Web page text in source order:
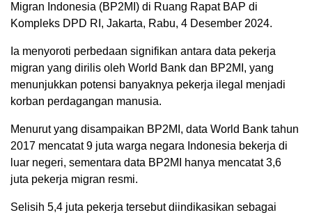
Migran Indonesia (BP2MI) di Ruang Rapat BAP di
Kompleks DPD RI, Jakarta, Rabu, 4 Desember 2024.
Ia menyoroti perbedaan signifikan antara data pekerja
migran yang dirilis oleh World Bank dan BP2MI, yang
menunjukkan potensi banyaknya pekerja ilegal menjadi
korban perdagangan manusia.
Menurut yang disampaikan BP2MI, data World Bank tahun
2017 mencatat 9 juta warga negara Indonesia bekerja di
luar negeri, sementara data BP2MI hanya mencatat 3,6
juta pekerja migran resmi.
Selisih 5,4 juta pekerja tersebut diindikasikan sebagai